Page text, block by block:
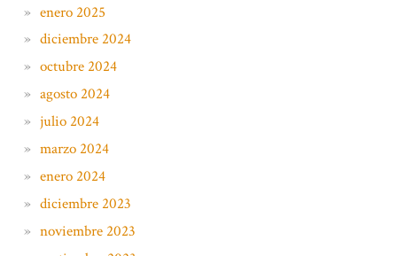
enero 2025
diciembre 2024
octubre 2024
agosto 2024
julio 2024
marzo 2024
enero 2024
diciembre 2023
noviembre 2023